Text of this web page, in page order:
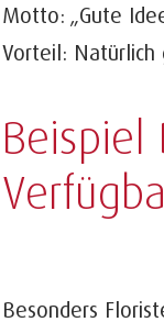
Motto: „Gute
Vorteil: Natürlich
Besonders